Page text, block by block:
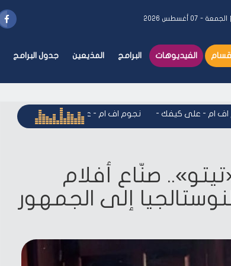
الجمعة - ٠٧ أغسطس ٢٠٢٦
الفيديوهات البرامج المذيعين جدول البرامج
- ام - على كيفك - نجوم اف ام - على كيفك نجوم اف ام
صنّاع أفلام
إلى الجمهور